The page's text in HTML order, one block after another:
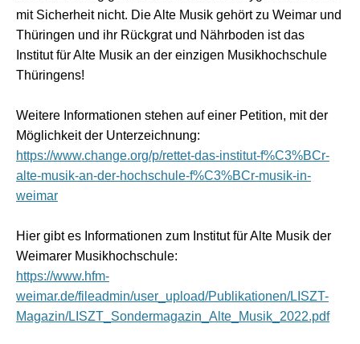
mit Sicherheit nicht. Die Alte Musik gehört zu Weimar und
Thüringen und ihr Rückgrat und Nährboden ist das
Institut für Alte Musik an der einzigen Musikhochschule
Thüringens!
Weitere Informationen stehen auf einer Petition, mit der
Möglichkeit der Unterzeichnung:
https://www.change.org/p/rettet-das-institut-f%C3%BCr-
alte-musik-an-der-hochschule-f%C3%BCr-musik-in-
weimar
Hier gibt es Informationen zum Institut für Alte Musik der
Weimarer Musikhochschule:
https://www.hfm-
weimar.de/fileadmin/user_upload/Publikationen/LISZT-
Magazin/LISZT_Sondermagazin_Alte_Musik_2022.pdf